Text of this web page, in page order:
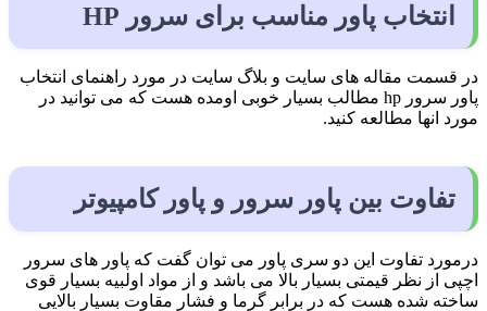
انتخاب پاور مناسب برای سرور HP
در قسمت مقاله های سایت و بلاگ سایت در مورد راهنمای انتخاب
پاور سرور hp مطالب بسیار خوبی اومده هست که می توانید در
مورد انها مطالعه کنید.
تفاوت بین پاور سرور و پاور کامپیوتر
درمورد تفاوت این دو سری پاور می توان گفت که پاور های سرور
اچپی از نظر قیمتی بسیار بالا می باشد و از مواد اولبیه بسیار قوی
ساخته شده هست که در برابر گرما و فشار مقاوت بسیار بالایی